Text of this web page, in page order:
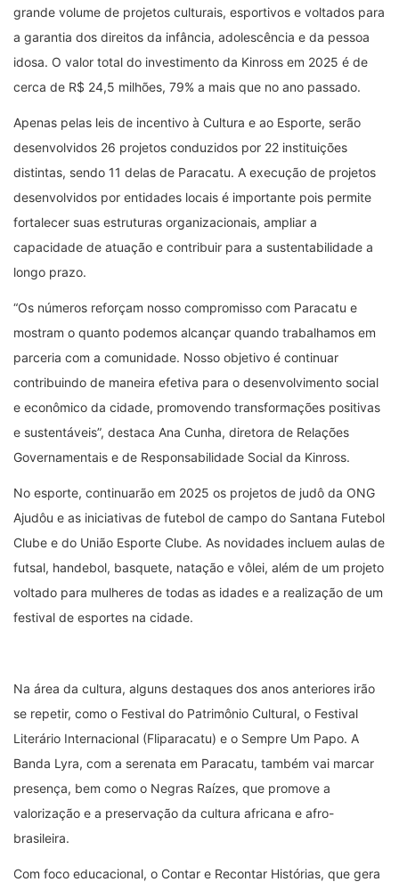
grande volume de projetos culturais, esportivos e voltados para
a garantia dos direitos da infância, adolescência e da pessoa
idosa. O valor total do investimento da Kinross em 2025 é de
cerca de R$ 24,5 milhões, 79% a mais que no ano passado.
Apenas pelas leis de incentivo à Cultura e ao Esporte, serão
desenvolvidos 26 projetos conduzidos por 22 instituições
distintas, sendo 11 delas de Paracatu. A execução de projetos
desenvolvidos por entidades locais é importante pois permite
fortalecer suas estruturas organizacionais, ampliar a
capacidade de atuação e contribuir para a sustentabilidade a
longo prazo.
“Os números reforçam nosso compromisso com Paracatu e
mostram o quanto podemos alcançar quando trabalhamos em
parceria com a comunidade. Nosso objetivo é continuar
contribuindo de maneira efetiva para o desenvolvimento social
e econômico da cidade, promovendo transformações positivas
e sustentáveis”, destaca Ana Cunha, diretora de Relações
Governamentais e de Responsabilidade Social da Kinross.
No esporte, continuarão em 2025 os projetos de judô da ONG
Ajudôu e as iniciativas de futebol de campo do Santana Futebol
Clube e do União Esporte Clube. As novidades incluem aulas de
futsal, handebol, basquete, natação e vôlei, além de um projeto
voltado para mulheres de todas as idades e a realização de um
festival de esportes na cidade.
Na área da cultura, alguns destaques dos anos anteriores irão
se repetir, como o Festival do Patrimônio Cultural, o Festival
Literário Internacional (Fliparacatu) e o Sempre Um Papo. A
Banda Lyra, com a serenata em Paracatu, também vai marcar
presença, bem como o Negras Raízes, que promove a
valorização e a preservação da cultura africana e afro-
brasileira.
Com foco educacional, o Contar e Recontar Histórias, que gera